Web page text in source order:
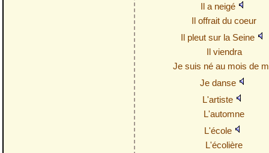
Il a neigé
Il offrait du coeur
Il pleut sur la Seine
Il viendra
Je suis né au mois de
Je danse
L'artiste
L'automne
L'école
L'écolière